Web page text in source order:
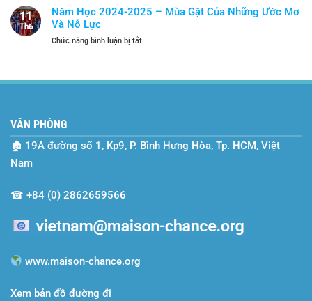
Tiếp
“Lá
Toàn
Vietnam
Trình
Cùng
11
Th6
Năm Học 2024-2025 – Mùa Gặt Của Những Ước Mơ
Và Nỗ Lực
Chức năng bình luận bị tắtở
Của
Những
VĂN PHÒNG
🏚 19A đường số 1, Kp9, P. Bình Hưng Hòa, Tp. HCM, Việt
Nam
☎ +84 (0) 2862659566
www.maison-chance.org
Xem bản đồ đường đi